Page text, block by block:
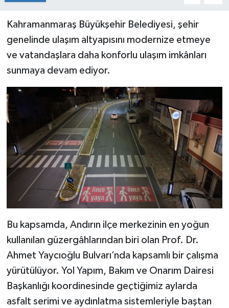
Kahramanmaraş Büyükşehir Belediyesi, şehir
genelinde ulaşım altyapısını modernize etmeye
ve vatandaşlara daha konforlu ulaşım imkânları
sunmaya devam ediyor.
Bu kapsamda, Andırın ilçe merkezinin en yoğun
kullanılan güzergâhlarından biri olan Prof. Dr.
Ahmet Yaycıoğlu Bulvarı’nda kapsamlı bir çalışma
yürütülüyor. Yol Yapım, Bakım ve Onarım Dairesi
Başkanlığı koordinesinde geçtiğimiz aylarda
asfalt serimi ve aydınlatma sistemleriyle baştan